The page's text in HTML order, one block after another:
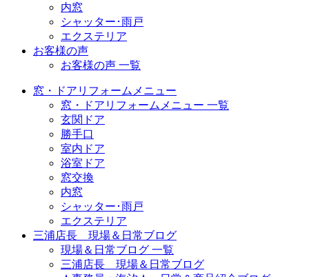
内窓
シャッター･雨戸
エクステリア
お客様の声
お客様の声 一覧
窓・ドアリフォームメニュー
窓・ドアリフォームメニュー 一覧
玄関ドア
勝手口
室内ドア
浴室ドア
窓交換
内窓
シャッター･雨戸
エクステリア
三浦店長 現場＆日常ブログ
現場＆日常ブログ 一覧
三浦店長 現場＆日常ブログ